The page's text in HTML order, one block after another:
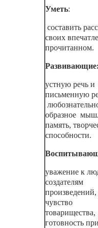
Уметь:
составить
своих
прочитанном.
устную речь и
письменную
образное
память,
способности.
уважение к
создателям
произведений,
чувство
товарищества,
готовность